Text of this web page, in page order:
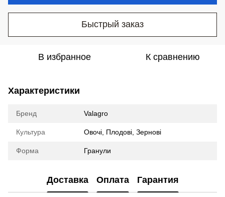
Быстрый заказ
В избранное К сравнению
Характеристики
Бренд Valagro
Культура Овочі, Плодові, Зернові
Форма Гранули
Доставка Оплата Гарантия